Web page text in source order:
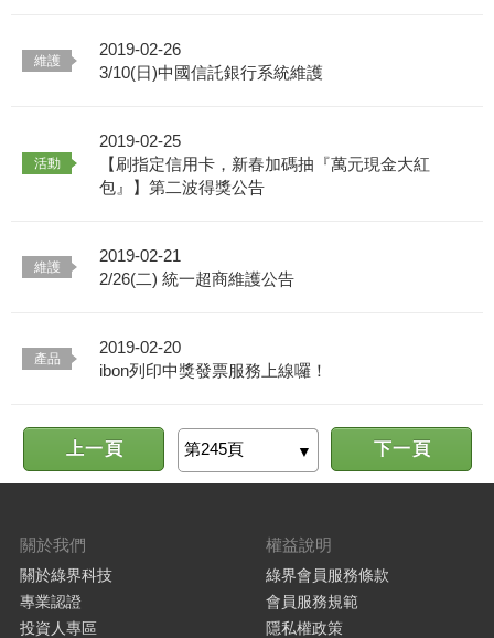
2019-02-26
3/10(日)中國信託銀行系統維護
2019-02-25
【刷指定信用卡，新春加碼抽『萬元現金大紅
包』】第二波得獎公告
2019-02-21
2/26(二) 統一超商維護公告
2019-02-20
ibon列印中獎發票服務上線囉！
上一頁 下一頁
關於我們
關於綠界科技
專業認證
投資人專區
權益說明
綠界會員服務條款
會員服務規範
隱私權政策